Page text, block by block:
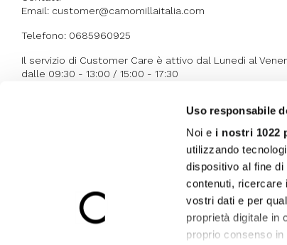
Uso responsabile
Noi e i nostri 1022
utilizzando
dispositivo al fine
contenuti, ricercare
vostri dati e per
proprietà digitale in
proprio consenso
Email: customer@camomillaitalia.com
Telefono: 0685960925
Il servizio di Customer Care è attivo dal Lunedì al
dalle 09:30 - 13:00 / 15:00 - 17:30